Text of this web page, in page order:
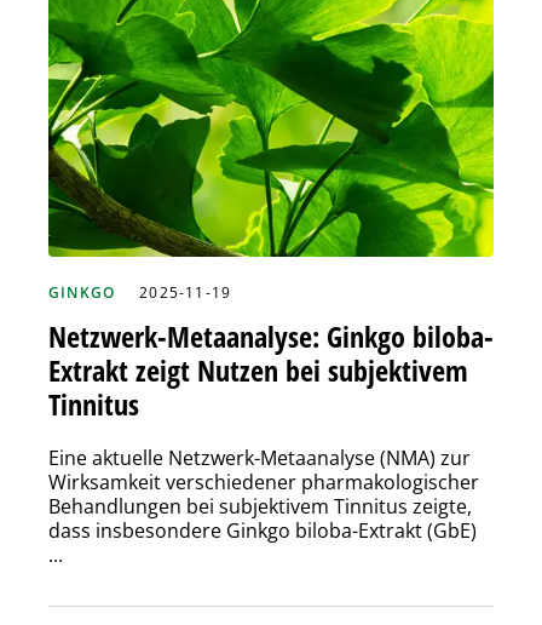
GINKGO 2025-11-19
Netzwerk-Metaanalyse: Ginkgo biloba-
Extrakt zeigt Nutzen bei subjektivem
Tinnitus
Eine aktuelle Netzwerk-Metaanalyse (NMA) zur
Wirksamkeit verschiedener pharmakologischer
Behandlungen bei subjektivem Tinnitus zeigte,
dass insbesondere Ginkgo biloba-Extrakt (GbE)
...